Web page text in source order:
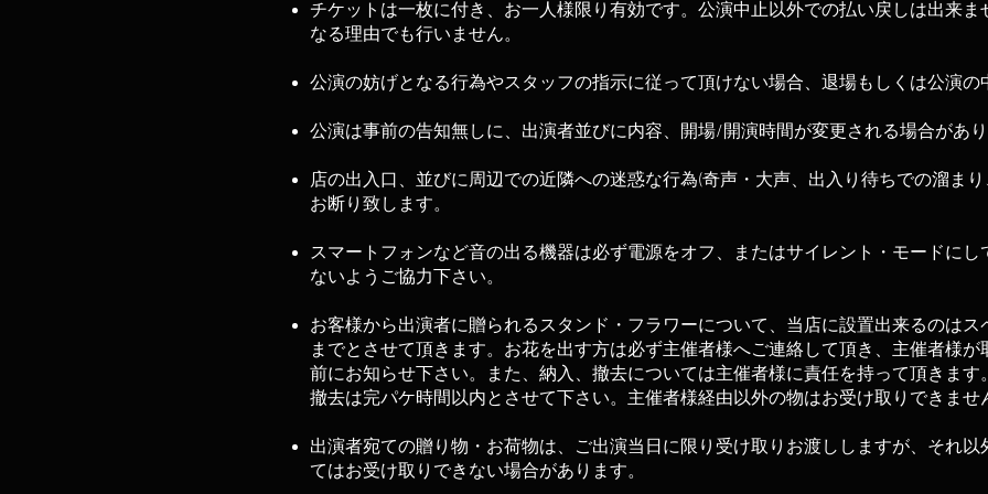
チケットは一枚に付き、お一人様限り有効です。公演中止以外での払い戻しは出来
なる理由でも行いません。
公演の妨げとなる行為やスタッフの指示に従って頂けない場合、退場もしくは公演の
公演は事前の告知無しに、出演者並びに内容、開場/開演時間が変更される場合があ
店の出入口、並びに周辺での近隣への迷惑な行為(奇声・大声、出入り待ちでの溜ま
お断り致します。
スマートフォンなど音の出る機器は必ず電源をオフ、またはサイレント・モードに
ないようご協力下さい。
お客様から出演者に贈られるスタンド・フラワーについて、当店に設置出来るのは
までとさせて頂きます。 お花を出す方は必ず主催者様へご連絡して頂き、主催者様
前にお知らせ下さい。
また、納入、撤去については主催者様に責任を持って頂きま
撤去は完パケ時間以内とさせて下さい。 主催者様経由以外の物はお受け取りできま
出演者宛ての贈り物・お荷物は、ご出演当日に限り受け取りお渡ししますが、それ
てはお受け取りできない場合があります。